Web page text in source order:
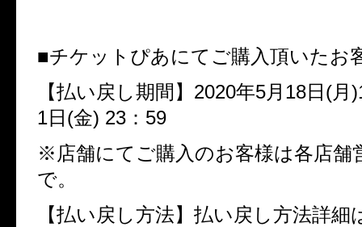
■チケットぴあにてご購入頂いたお
【払い戻し期間】 2020年5月 18日 (月
1日 (金) 23 ： 59
※店舗にてご購入のお客様は各店舗
で。
【払い戻し方法】払い戻し方法詳細